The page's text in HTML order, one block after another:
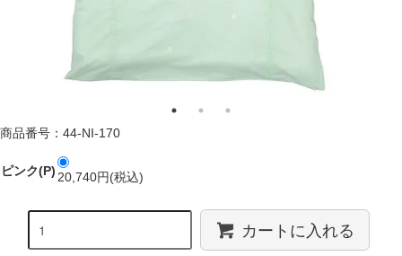
商品番号：44-NI-170
ピンク(P) 20,740円(税込)
カートに入れる